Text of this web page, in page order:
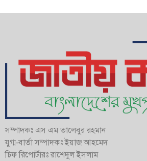
সম্পাদকঃ এস এম তালেবুর রহমান
যুগ্ম-বার্তা সম্পাদকঃ ইয়াজ আহমেদ
চিফ রিপোর্টারঃ রাশেদুল ইসলাম